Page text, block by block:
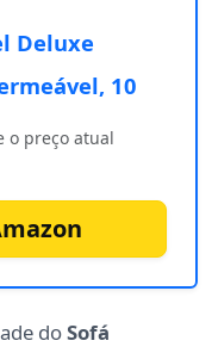
Deluxe
10
o preço atual
doSofá